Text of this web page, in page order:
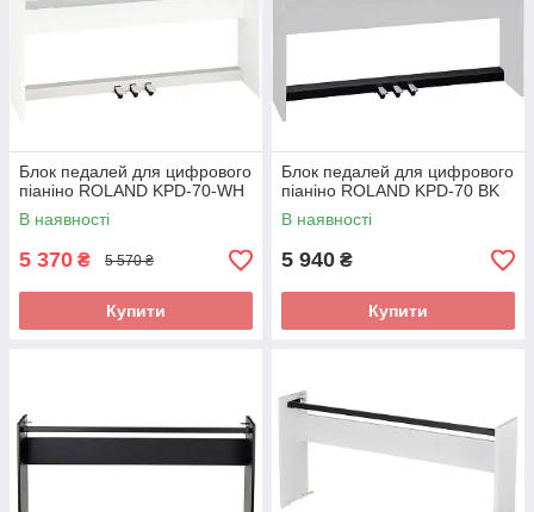
Блок педалей для цифрового
піаніно ROLAND KPD-70-WH
В наявності
5 370 ₴ 5 570 ₴
Купити
Блок педалей для цифрового
піаніно ROLAND KPD-70 BK
В наявності
5 940 ₴
Купити